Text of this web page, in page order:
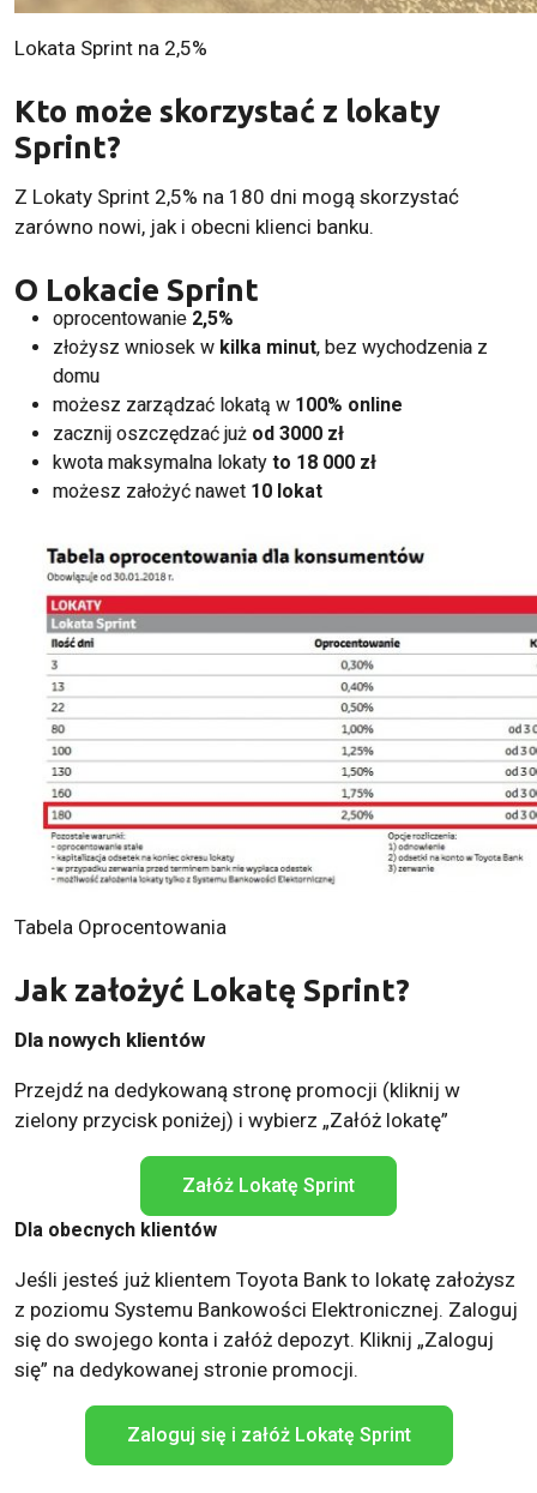
Lokata Sprint na 2,5%
Kto może skorzystać z lokaty
Sprint?
Z Lokaty Sprint 2,5% na 180 dni mogą skorzystać
zarówno nowi, jak i obecni klienci banku.
O Lokacie Sprint
oprocentowanie 2,5%
złożysz wniosek w kilka minut, bez wychodzenia z
domu
możesz zarządzać lokatą w 100% online
zacznij oszczędzać już od 3000 zł
kwota maksymalna lokaty to 18 000 zł
możesz założyć nawet 10 lokat
Tabela Oprocentowania
Jak założyć Lokatę Sprint?
Dla nowych klientów
Przejdź na dedykowaną stronę promocji (kliknij w
zielony przycisk poniżej) i wybierz „Załóż lokatę”
Załóż Lokatę Sprint
Dla obecnych klientów
Jeśli jesteś już klientem Toyota Bank to lokatę założysz
z poziomu Systemu Bankowości Elektronicznej. Zaloguj
się do swojego konta i załóż depozyt. Kliknij „Zaloguj
się” na dedykowanej stronie promocji.
Zaloguj się i załóż Lokatę Sprint